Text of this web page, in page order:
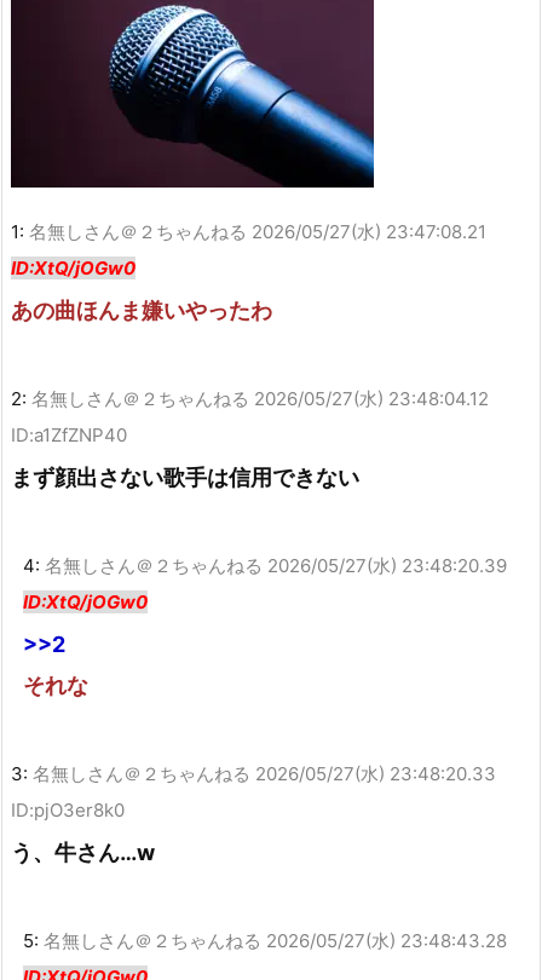
1: 名無しさん＠２ちゃんねる 2026/05/27(水) 23:47:08.21
ID:XtQ/jOGw0
あの曲ほんま嫌いやったわ
2: 名無しさん＠２ちゃんねる 2026/05/27(水) 23:48:04.12
ID:a1ZfZNP40
まず顔出さない歌手は信用できない
4: 名無しさん＠２ちゃんねる 2026/05/27(水) 23:48:20.39
ID:XtQ/jOGw0
>>2
それな
3: 名無しさん＠２ちゃんねる 2026/05/27(水) 23:48:20.33
ID:pjO3er8k0
う、牛さん…w
5: 名無しさん＠２ちゃんねる 2026/05/27(水) 23:48:43.28